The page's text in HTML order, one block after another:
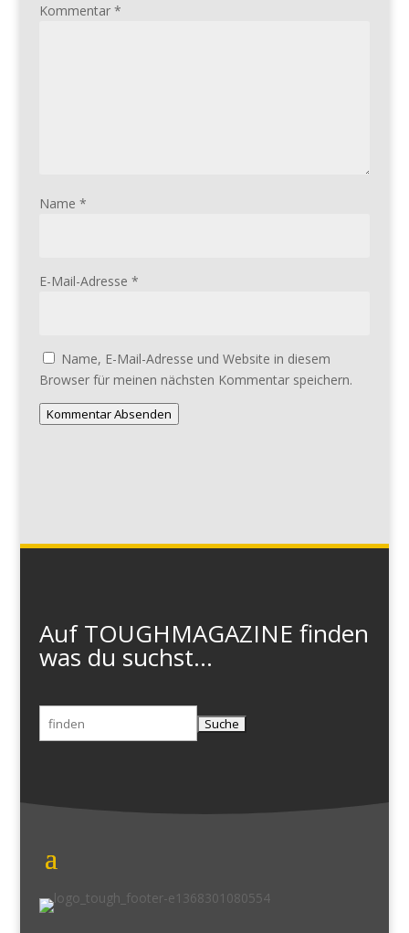
Kommentar *
Name *
E-Mail-Adresse *
Name, E-Mail-Adresse und Website in diesem
Browser für meinen nächsten Kommentar speichern.
Kommentar Absenden
Auf TOUGHMAGAZINE finden
was du suchst...
Suchen
nach: